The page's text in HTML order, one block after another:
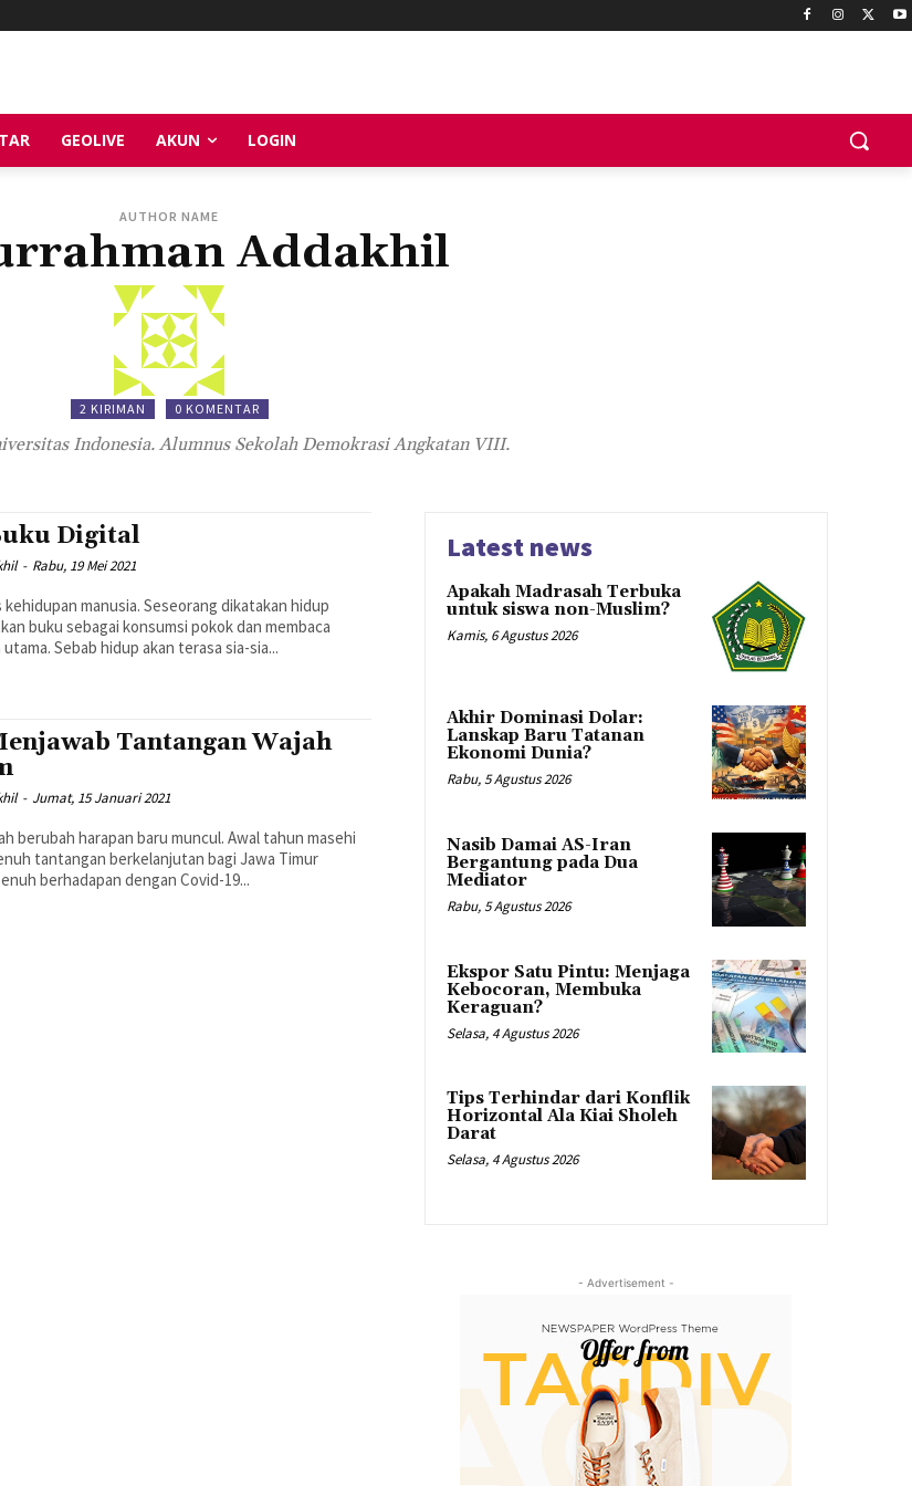
GEOLIVE AKUN LOGIN
AUTHOR NAME
Addakhil
2 KIRIMAN 0 KOMENTAR
Indonesia. Alumnus Sekolah Demokrasi Angkatan VIII.
Digital
- Rabu, 19 Mei 2021
kehidupan manusia. Seseorang dikatakan hidup
buku sebagai konsumsi pokok dan membaca
Sebab hidup akan terasa sia-sia...
Tantangan Wajah
- Jumat, 15 Januari 2021
berubah harapan baru muncul. Awal tahun masehi
tantangan berkelanjutan bagi Jawa Timur
berhadapan dengan Covid-19...
Latest news
Apakah Madrasah Terbuka
untuk siswa non-Muslim?
Kamis, 6 Agustus 2026
Akhir Dominasi Dolar:
Lanskap Baru Tatanan
Ekonomi Dunia?
Rabu, 5 Agustus 2026
Nasib Damai AS-Iran
Bergantung pada Dua
Mediator
Rabu, 5 Agustus 2026
Ekspor Satu Pintu: Menjaga
Kebocoran, Membuka
Keraguan?
Selasa, 4 Agustus 2026
Tips Terhindar dari Konflik
Horizontal Ala Kiai Sholeh
Darat
Selasa, 4 Agustus 2026
- Advertisement -